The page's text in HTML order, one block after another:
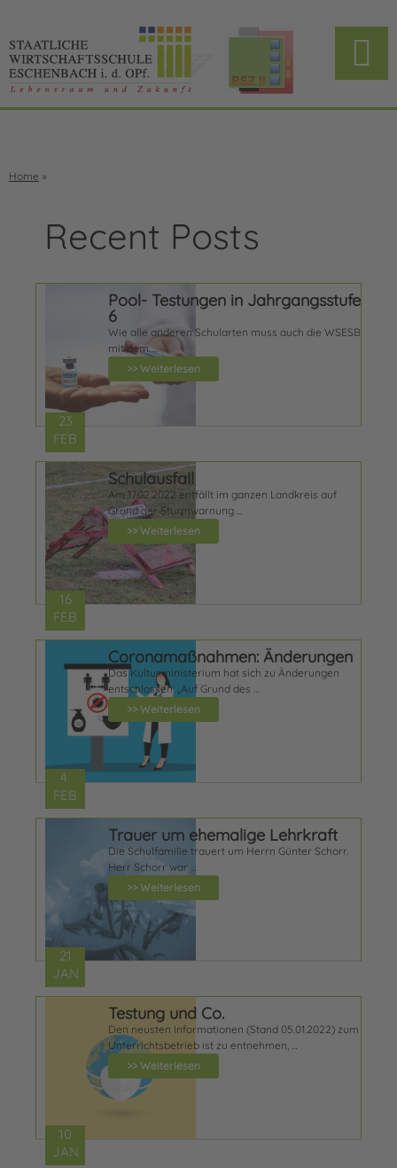
Home »
Recent Posts
23
FEB
Pool- Testungen in Jahrgangsstufe
6
Wie alle anderen Schularten muss auch die WSESB
mit dem …
>> Weiterlesen
16
FEB
Schulausfall
Am 17.02.2022 entfällt im ganzen Landkreis auf
Grund der Sturmwarnung …
>> Weiterlesen
4.
FEB
Coronamaßnahmen: Änderungen
Das Kultusministerium hat sich zu Änderungen
entschlossen: „Auf Grund des …
>> Weiterlesen
21
JAN
Trauer um ehemalige Lehrkraft
Die Schulfamilie trauert um Herrn Günter Schorr.
Herr Schorr war …
>> Weiterlesen
10
JAN
Testung und Co.
Den neusten Informationen (Stand 05.01.2022) zum
Unterrichtsbetrieb ist zu entnehmen, …
>> Weiterlesen